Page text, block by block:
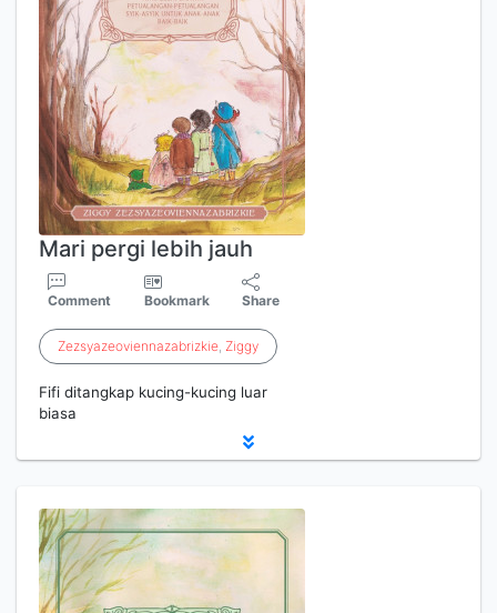
Mari pergi lebih jauh
Comment Bookmark Share
Zezsyazeoviennazabrizkie, Ziggy
Fifi ditangkap kucing-kucing luar
biasa